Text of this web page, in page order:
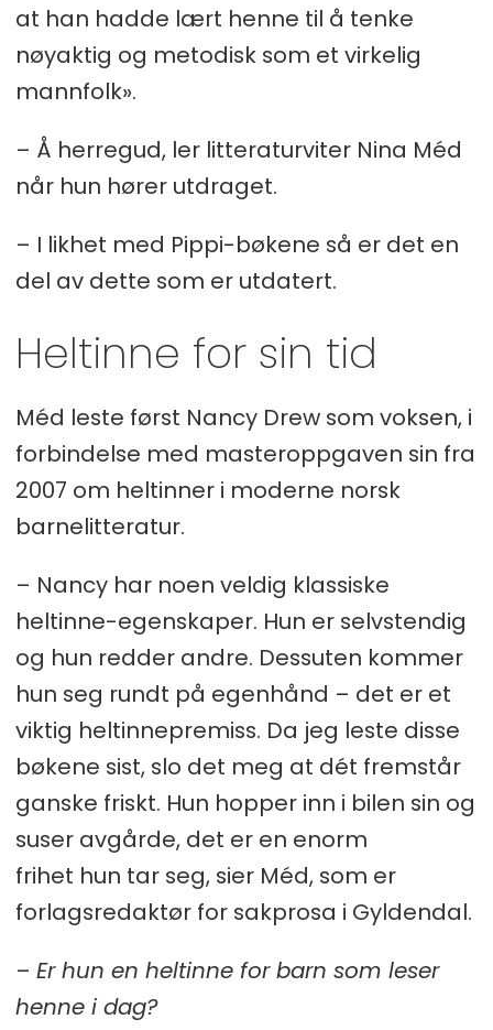
at han hadde lært henne til å tenke
nøyaktig og metodisk som et virkelig
mannfolk».
– Å herregud, ler litteraturviter Nina Méd
når hun hører utdraget.
– I likhet med Pippi-bøkene så er det en
del av dette som er utdatert.
Heltinne for sin tid
Méd leste først Nancy Drew som voksen, i
forbindelse med masteroppgaven sin fra
2007 om heltinner i moderne norsk
barnelitteratur.
– Nancy har noen veldig klassiske
heltinne-egenskaper. Hun er selvstendig
og hun redder andre. Dessuten kommer
hun seg rundt på egenhånd – det er et
viktig heltinnepremiss. Da jeg leste disse
bøkene sist, slo det meg at dét fremstår
ganske friskt. Hun hopper inn i bilen sin og
suser avgårde, det er en enorm
frihet hun tar seg, sier Méd, som er
forlagsredaktør for sakprosa i Gyldendal.
– Er hun en heltinne for barn som leser
henne i dag?